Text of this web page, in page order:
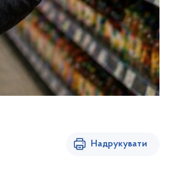
Надрукувати